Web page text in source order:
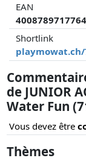
EAN
4008789717764
Shortlink
playmowat.ch/
de JUNIOR
Water Fun
Vous devez être
Thèmes